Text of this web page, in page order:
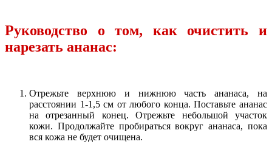
Руководство о том, как очистить и
нарезать ананас:
Отрежьте верхнюю и нижнюю часть ананаса, на
расстоянии 1-1,5 см от любого конца. Поставьте ананас
на отрезанный конец. Отрежьте небольшой участок
кожи. Продолжайте пробираться вокруг ананаса, пока
вся кожа не будет очищена.